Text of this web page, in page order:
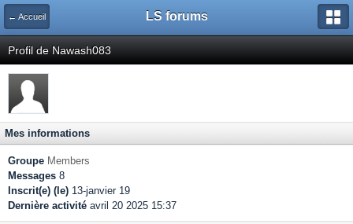
← Accueil LS forums
Profil de Nawash083
Mes informations
Groupe Members
Messages 8
Inscrit(e) (le) 13-janvier 19
Dernière activité avril 20 2025 15:37